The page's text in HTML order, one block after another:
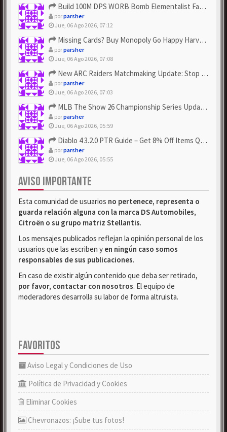
Build 100M DPS WORB Bomb Elementalist Fast - Grab POE Curren...
porparsher
Jue, 06 Ago 2026, 07:12
Missing Cards? Buy Monopoly Go Happy Harvest with Looney Tun...
porparsher
Jue, 06 Ago 2026, 07:08
New ARC Raiders Matchmaking Update: Stop Failed - Grab Bluep...
porparsher
Jue, 06 Ago 2026, 07:03
MLB The Show 26 Championship Series Update! Get Cheap & ...
porparsher
Jue, 06 Ago 2026, 05:59
Diablo 4 3.2.0 PTR Guide – Get 8% Off Items Quickly to Test ...
porparsher
Jue, 06 Ago 2026, 05:55
AVISO IMPORTANTE
Esta comunidad de usuarios no pertenece, representa o
guarda relación alguna con la marca DS Automobiles,
Citroën o su grupo matriz Stellantis.
Los mensajes publicados reflejan la opinión personal de los
usuarios que las escriben y en ningún caso somos
responsables de sus publicaciones.
En caso de existir algún contenido que deba ser retirado,
por favor, contactar con nosotros. El equipo de
moderadores desarrolla su labor de forma altruista.
FAVORITOS
Aviso Legal y Condiciones de Uso
Política de Privacidad y Cookies
Eliminar Cookies
Chevronazos: ¡Sube tus fotos!